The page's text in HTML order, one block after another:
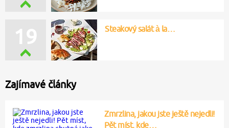
19 Steakový salát à la…
Zajímavé články
Zmrzlina, jakou jste ještě nejedli!
Pět míst, kde…